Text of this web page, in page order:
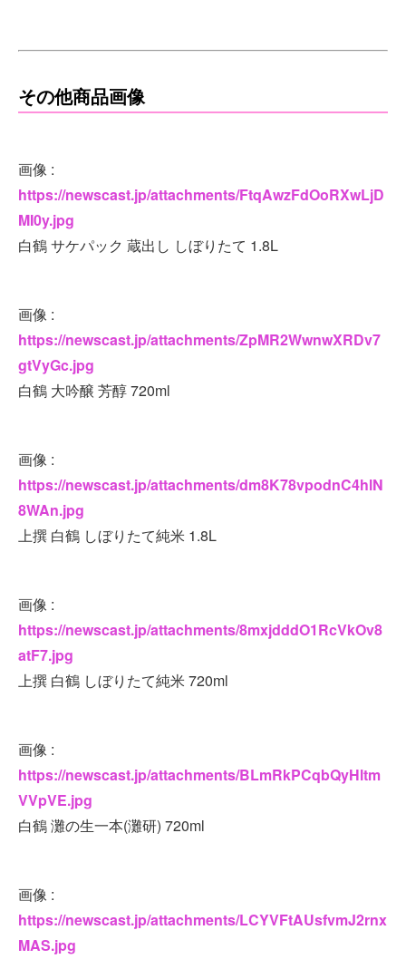
その他商品画像
画像 :
https://newscast.jp/attachments/FtqAwzFdOoRXwLjD
MI0y.jpg
白鶴 サケパック 蔵出し しぼりたて 1.8L
画像 :
https://newscast.jp/attachments/ZpMR2WwnwXRDv7
gtVyGc.jpg
白鶴 大吟醸 芳醇 720ml
画像 :
https://newscast.jp/attachments/dm8K78vpodnC4hlN
8WAn.jpg
上撰 白鶴 しぼりたて純米 1.8L
画像 :
https://newscast.jp/attachments/8mxjdddO1RcVkOv8
atF7.jpg
上撰 白鶴 しぼりたて純米 720ml
画像 :
https://newscast.jp/attachments/BLmRkPCqbQyHltm
VVpVE.jpg
白鶴 灘の生一本(灘研) 720ml
画像 :
https://newscast.jp/attachments/LCYVFtAUsfvmJ2rnx
MAS.jpg